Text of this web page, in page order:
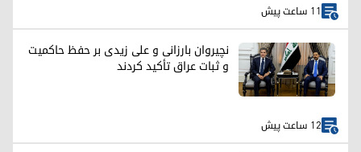
11 ساعت پیش
نچیروان بارزانی و علی زیدی بر حفظ حاکمیت
و ثبات عراق تأکید کردند
12 ساعت پیش